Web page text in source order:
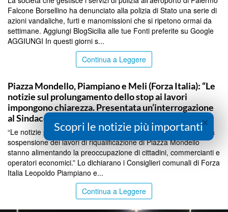
Falcone Borsellino ha denunciato alla polizia di Stato una serie di
azioni vandaliche, furti e manomissioni che si ripetono ormai da
settimane. Aggiungi BlogSicilia alle tue Fonti preferite su Google
AGGIUNGI In questi giorni s...
Continua a Leggere
Piazza Mondello, Piampiano e Meli (Forza Italia): “Le
notizie sul prolungamento dello stop ai lavori
impongono chiarezza. Presentata un’interrogazione
al Sindaco.”
“Le notizie pubblicate oggi dalla stampa sul prolungamento della
sospensione dei lavori di riqualificazione di Piazza Mondello
stanno alimentando la preoccupazione di cittadini, commercianti e
operatori economici.” Lo dichiarano i Consiglieri comunali di Forza
Italia Leopoldo Piampiano e...
Continua a Leggere
×
Scopri le notizie più importanti